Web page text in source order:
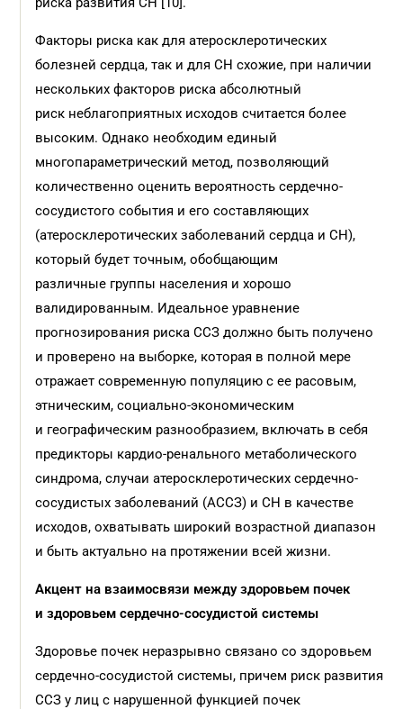
Факторы риска как для атеросклеротических
болезней сердца, так и для СН схожие, при наличии
нескольких факторов риска абсолютный
риск неблагоприятных исходов считается более
высоким. Однако необходим единый
многопараметрический метод, позволяющий
количественно оценить вероятность сердечно-
сосудистого события и его составляющих
(атеросклеротических заболеваний сердца и СН),
который будет точным, обобщающим
различные группы населения и хорошо
валидированным. Идеальное уравнение
прогнозирования риска ССЗ должно быть получено
и проверено на выборке, которая в полной мере
отражает современную популяцию с ее расовым,
этническим, социально-экономическим
и географическим разнообразием, включать в себя
предикторы кардио-ренального метаболического
синдрома, случаи атеросклеротических сердечно-
сосудистых заболеваний (АССЗ) и СН в качестве
исходов, охватывать широкий возрастной диапазон
и быть актуально на протяжении всей жизни.
Акцент на взаимосвязи между здоровьем почек
и здоровьем сердечно-сосудистой системы
Здоровье почек неразрывно связано со здоровьем
сердечно-сосудистой системы, причем риск развития
ССЗ у лиц с нарушенной функцией почек